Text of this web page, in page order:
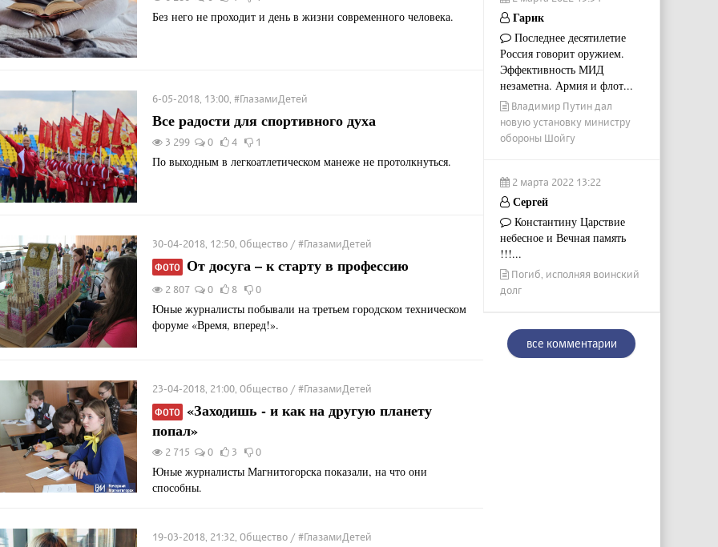
Без него не проходит и день в жизни современного человека.
6-05-2018, 13:00, #ГлазамиДетей
Все радости для спортивного духа
3 299 0 4 1
По выходным в легкоатлетическом манеже не протолкнуться.
30-04-2018, 12:50, Общество / #ГлазамиДетей
ФОТО От досуга – к старту в профессию
2 807 0 8 0
Юные журналисты побывали на третьем городском техническом
форуме «Время, вперед!».
23-04-2018, 21:00, Общество / #ГлазамиДетей
ФОТО «Заходишь - и как на другую планету
попал»
2 715 0 3 0
Юные журналисты Магнитогорска показали, на что они
способны.
19-03-2018, 21:32, Общество / #ГлазамиДетей
Гарик
Последнее десятилетие
Россия говорит оружием.
Эффективность МИД
незаметна. Армия и флот...
Владимир Путин дал
новую установку министру
обороны Шойгу
2 марта 2022 13:22
Сергей
Константину Царствие
небесное и Вечная память
!!!...
Погиб, исполняя воинский
долг
все комментарии